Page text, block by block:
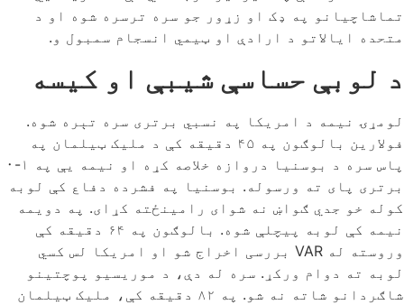
تماشاچیانو په ډک او زړور جو سره ترسره شوه او د
متحده ایالاتو د ارادې او ټیمي انسجام سمبول و.
د لوبې حساسې شیبې او کیسه
لومړۍ نیمه د امریکا په نسبي برتری سره تېره شوه.
فولارین بالوګون په ۴۵ دقیقه کې د ملیک ټیلمان په
پاس سره د بوسنیا دروازه خلاصه کړه او نیمه یې په ۱-۰
برتری پای ته ورسوله. بوسنیا په فشرده دفاع کې لوبه
کوله خو جدي ګواښ نه شوای رامینځته کړای. په دویمه
نیمه کې لوبه پیچلې شوه. بالوګون په ۶۴ دقیقه کې
وروسته له VAR بررسی اخراج شو او امریکا لس کسي
لوبه ته دوام ورکړ. سره له دې، د موریسیو پوچتینو
شاګردانو شاته نه شو. په ۸۲ دقیقه کې، ملیک ټیلمان